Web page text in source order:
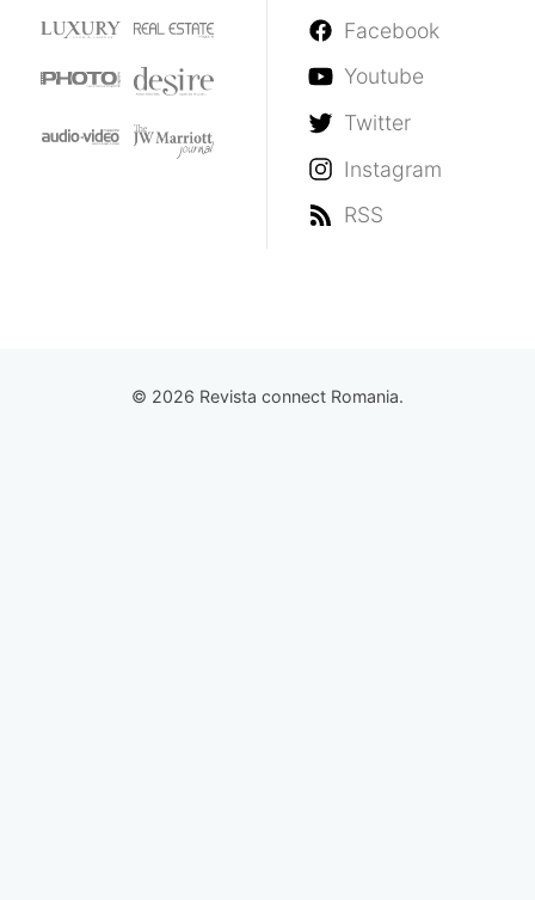
Facebook
Youtube
Twitter
Instagram
RSS
© 2026 Revista connect Romania.